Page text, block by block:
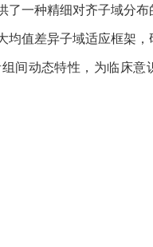
了一种精细对齐子域分
值差异子域适应框架
间动态特性，为临床意